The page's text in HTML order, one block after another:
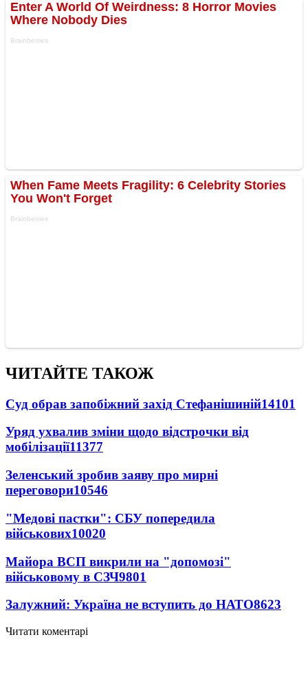
ЧИТАЙТЕ ТАКОЖ
Суд обрав запобіжний захід Стефанішиній14101
Уряд ухвалив зміни щодо відстрочки від
мобілізації11377
Зеленський зробив заяву про мирні
переговори10546
"Медові пастки": СБУ попередила
військових10020
Майора ВСП викрили на "допомозі"
військовому в СЗЧ9801
Залужний: Україна не вступить до НАТО8623
Читати коментарі